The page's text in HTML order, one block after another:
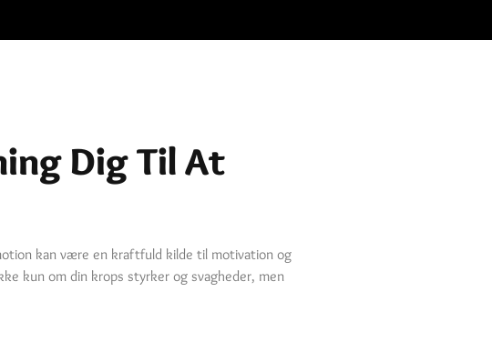
Dig Til At
kan være en kraftfuld kilde til motivation og
kun om din krops styrker og svagheder, men